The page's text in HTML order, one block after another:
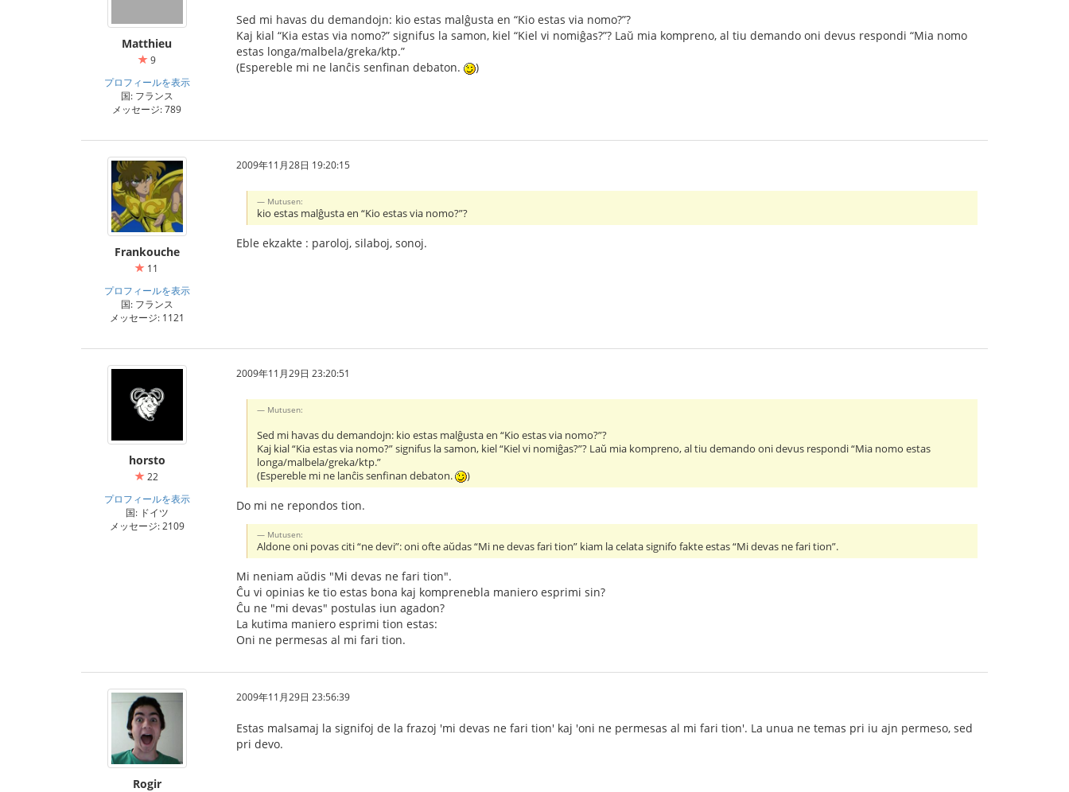
Matthieu
9
プロフィールを表示
国: フランス
メッセージ: 789
Sed mi havas du demandojn: kio estas malĝusta en “Kio estas via nomo?”?
Kaj kial “Kia estas via nomo?” signifus la samon, kiel “Kiel vi nomiĝas?”? Laŭ mia kompreno, al tiu demando oni devus respondi “Mia nomo
estas longa/malbela/greka/ktp.”
(Espereble mi ne lanĉis senfinan debaton.
)
Frankouche
11
プロフィールを表示
国: フランス
メッセージ: 1121
2009年11月28日 19:20:15
Mutusen:
kio estas malĝusta en “Kio estas via nomo?”?
Eble ekzakte : paroloj, silaboj, sonoj.
horsto
22
プロフィールを表示
国: ドイツ
メッセージ: 2109
2009年11月29日 23:20:51
Mutusen:
Sed mi havas du demandojn: kio estas malĝusta en “Kio estas via nomo?”?
Kaj kial “Kia estas via nomo?” signifus la samon, kiel “Kiel vi nomiĝas?”? Laŭ mia kompreno, al tiu demando oni devus respondi “Mia nomo estas
longa/malbela/greka/ktp.”
(Espereble mi ne lanĉis senfinan debaton.
)
Do mi ne repondos tion.
Mutusen:
Aldone oni povas citi “ne devi”: oni ofte aŭdas “Mi ne devas fari tion” kiam la celata signifo fakte estas “Mi devas ne fari tion”.
Mi neniam aŭdis "Mi devas ne fari tion".
Ĉu vi opinias ke tio estas bona kaj komprenebla maniero esprimi sin?
Ĉu ne "mi devas" postulas iun agadon?
La kutima maniero esprimi tion estas:
Oni ne permesas al mi fari tion.
Rogir
2009年11月29日 23:56:39
Estas malsamaj la signifoj de la frazoj 'mi devas ne fari tion' kaj 'oni ne permesas al mi fari tion'. La unua ne temas pri iu ajn permeso, sed
pri devo.